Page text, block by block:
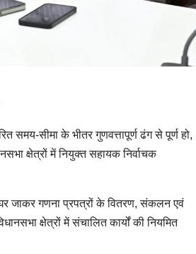
समय-सीमा के भीतर गुणवत्तापूर्ण ढंग से पूर्ण हो,
क्षेत्रों में नियुक्त सहायक निर्वाचक
जाकर गणना प्रपत्रों के वितरण, संकलन एवं
क्षेत्रों में संचालित कार्यों की नियमित